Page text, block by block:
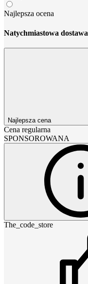
Najlepsza ocena
Natychmiastowa dostawa
Najlepsza cena
Cena regularna
SPONSOROWANA
The_code_store